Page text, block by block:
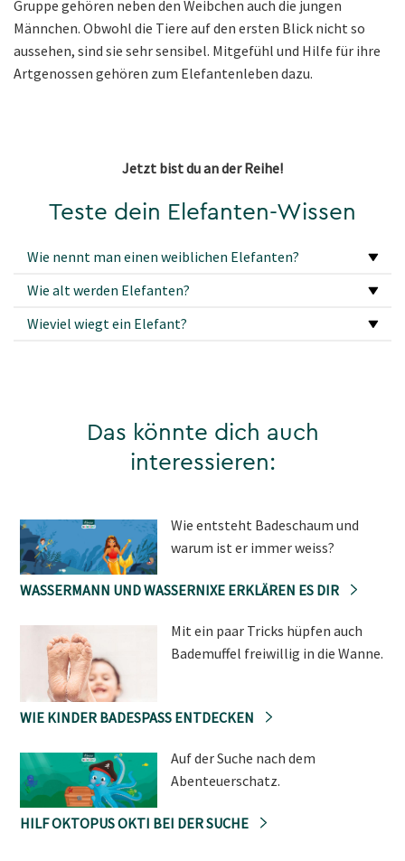
Gruppe gehören neben den Weibchen auch die jungen
Männchen. Obwohl die Tiere auf den ersten Blick nicht so
aussehen, sind sie sehr sensibel. Mitgefühl und Hilfe für ihre
Artgenossen gehören zum Elefantenleben dazu.
Jetzt bist du an der Reihe!
Teste dein Elefanten-Wissen
Wie nennt man einen weiblichen Elefanten?
Wie alt werden Elefanten?
Wieviel wiegt ein Elefant?
Das könnte dich auch
interessieren:
Wie entsteht Badeschaum und
warum ist er immer weiss?
WASSERMANN UND WASSERNIXE ERKLÄREN ES DIR
Mit ein paar Tricks hüpfen auch
Bademuffel freiwillig in die Wanne.
WIE KINDER BADESPASS ENTDECKEN
Auf der Suche nach dem
Abenteuerschatz.
HILF OKTOPUS OKTI BEI DER SUCHE